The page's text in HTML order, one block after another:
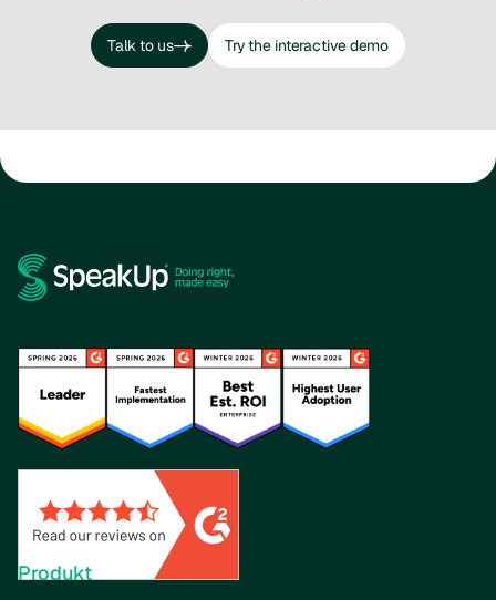
Talk to us
Talk to us
Try the interactive demo
Try the interactive demo
Produkt